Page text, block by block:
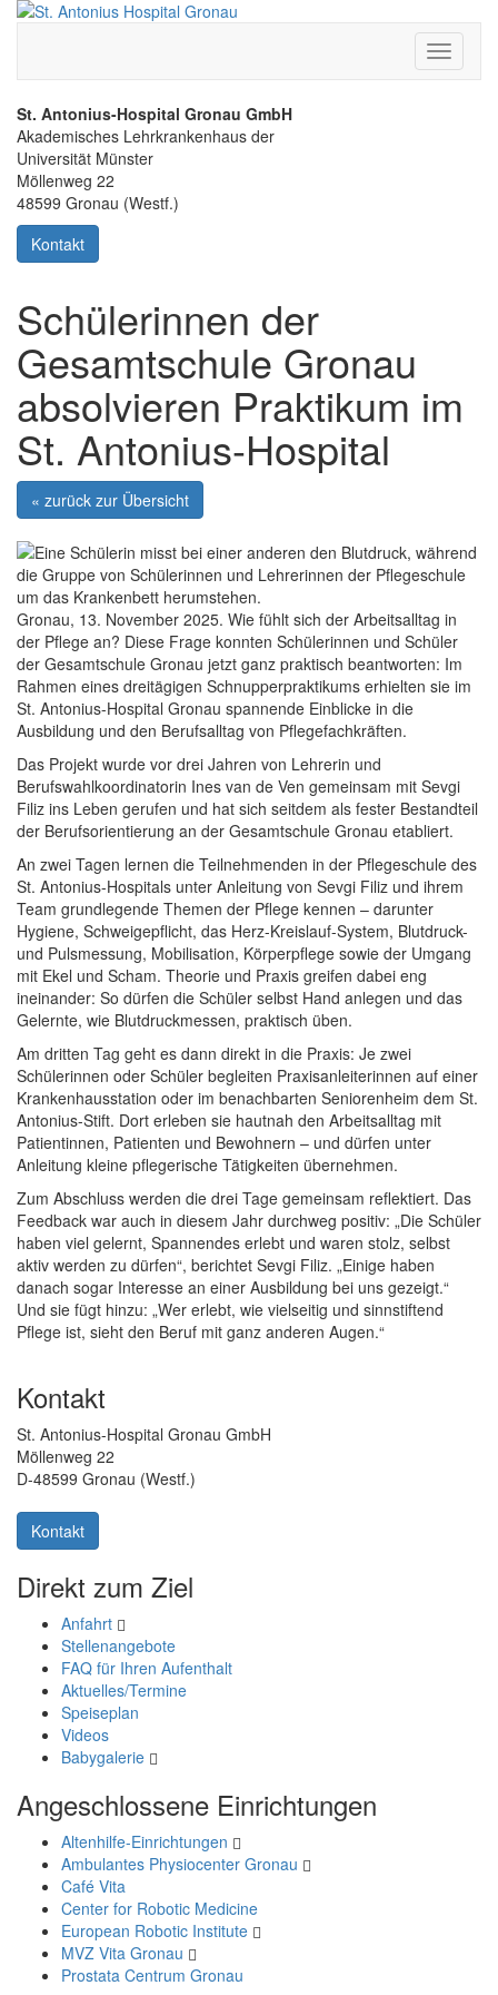
Toggle
St. Antonius-Hospital Gronau GmbH
Akademisches Lehrkrankenhaus der
Universität Münster
Möllenweg 22
48599 Gronau (Westf.)
Kontakt
Schülerinnen der
Gesamtschule Gronau
absolvieren Praktikum im
St. Antonius-Hospital
« zurück zur Übersicht
Gronau, 13. November 2025. Wie fühlt sich der Arbeitsalltag in
der Pflege an? Diese Frage konnten Schülerinnen und Schüler
der Gesamtschule Gronau jetzt ganz praktisch beantworten: Im
Rahmen eines dreitägigen Schnupperpraktikums erhielten sie im
St. Antonius-Hospital Gronau spannende Einblicke in die
Ausbildung und den Berufsalltag von Pflegefachkräften.
Das Projekt wurde vor drei Jahren von Lehrerin und
Berufswahlkoordinatorin Ines van de Ven gemeinsam mit Sevgi
Filiz ins Leben gerufen und hat sich seitdem als fester Bestandteil
der Berufsorientierung an der Gesamtschule Gronau etabliert.
An zwei Tagen lernen die Teilnehmenden in der Pflegeschule des
St. Antonius-Hospitals unter Anleitung von Sevgi Filiz und ihrem
Team grundlegende Themen der Pflege kennen – darunter
Hygiene, Schweigepflicht, das Herz-Kreislauf-System, Blutdruck-
und Pulsmessung, Mobilisation, Körperpflege sowie der Umgang
mit Ekel und Scham. Theorie und Praxis greifen dabei eng
ineinander: So dürfen die Schüler selbst Hand anlegen und das
Gelernte, wie Blutdruckmessen, praktisch üben.
Am dritten Tag geht es dann direkt in die Praxis: Je zwei
Schülerinnen oder Schüler begleiten Praxisanleiterinnen auf einer
Krankenhausstation oder im benachbarten Seniorenheim dem St.
Antonius-Stift. Dort erleben sie hautnah den Arbeitsalltag mit
Patientinnen, Patienten und Bewohnern – und dürfen unter
Anleitung kleine pflegerische Tätigkeiten übernehmen.
Zum Abschluss werden die drei Tage gemeinsam reflektiert. Das
Feedback war auch in diesem Jahr durchweg positiv: „Die Schüler
haben viel gelernt, Spannendes erlebt und waren stolz, selbst
aktiv werden zu dürfen“, berichtet Sevgi Filiz. „Einige haben
danach sogar Interesse an einer Ausbildung bei uns gezeigt.“
Und sie fügt hinzu: „Wer erlebt, wie vielseitig und sinnstiftend
Pflege ist, sieht den Beruf mit ganz anderen Augen.“
Kontakt
St. Antonius-Hospital Gronau GmbH
Möllenweg 22
D-48599 Gronau (Westf.)
Kontakt
Direkt zum Ziel
Anfahrt
Stellenangebote
FAQ für Ihren Aufenthalt
Aktuelles/Termine
Speiseplan
Videos
Babygalerie
Angeschlossene Einrichtungen
Altenhilfe-Einrichtungen
Ambulantes Physiocenter Gronau
Café Vita
Center for Robotic Medicine
European Robotic Institute
MVZ Vita Gronau
Prostata Centrum Gronau